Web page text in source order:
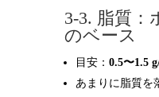
3-3. 脂質：
のベース
目安： 0.5〜1.5
あまりに脂質を